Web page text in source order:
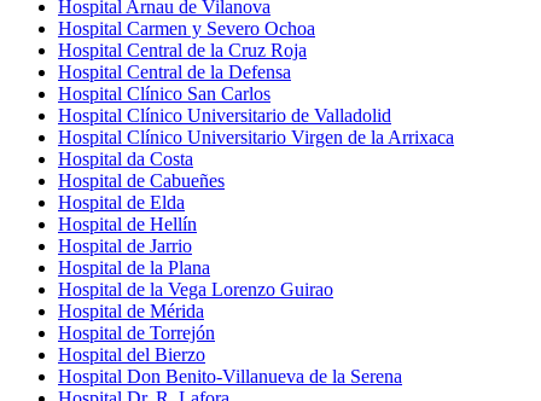
Hospital Arnau de Vilanova
Hospital Carmen y Severo Ochoa
Hospital Central de la Cruz Roja
Hospital Central de la Defensa
Hospital Clínico San Carlos
Hospital Clínico Universitario de Valladolid
Hospital Clínico Universitario Virgen de la Arrixaca
Hospital da Costa
Hospital de Cabueñes
Hospital de Elda
Hospital de Hellín
Hospital de Jarrio
Hospital de la Plana
Hospital de la Vega Lorenzo Guirao
Hospital de Mérida
Hospital de Torrejón
Hospital del Bierzo
Hospital Don Benito-Villanueva de la Serena